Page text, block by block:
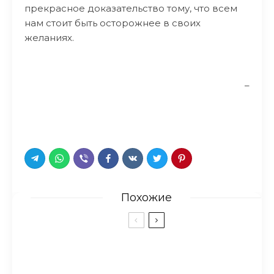
прекрасное доказательство тому, что всем
нам стоит быть осторожнее в своих
желаниях.
–
Похожие